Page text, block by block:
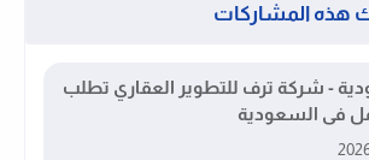
هذه المشاركات
- شركة ترف للتطوير العقاري تطلب
فى السعودية